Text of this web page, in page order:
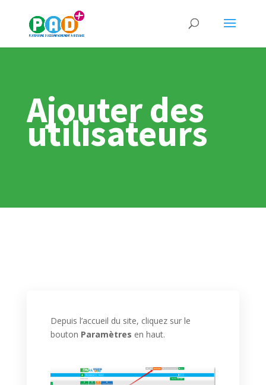
Ajouter des
utilisateurs
Depuis l’accueil du site, cliquez sur le
bouton Paramètres en haut.